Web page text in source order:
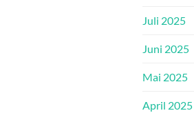
Juli 2025
Juni 2025
Mai 2025
April 2025